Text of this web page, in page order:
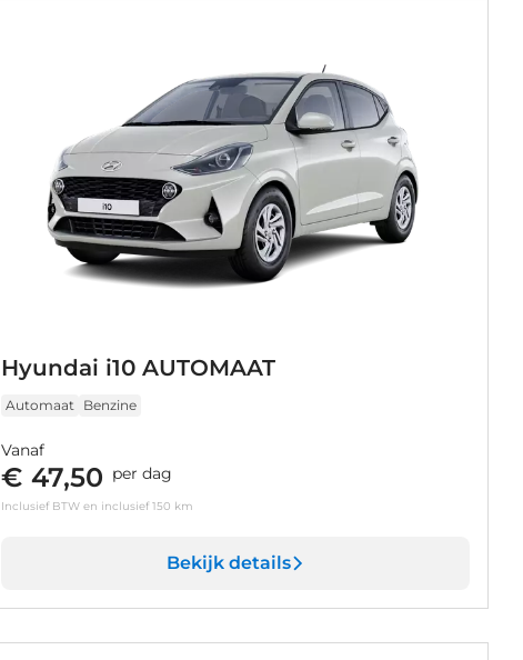
Hyundai i10 AUTOMAAT
Automaat Benzine
Vanaf
€ 47,50 per dag
Inclusief BTW en inclusief 150 km
Bekijk details